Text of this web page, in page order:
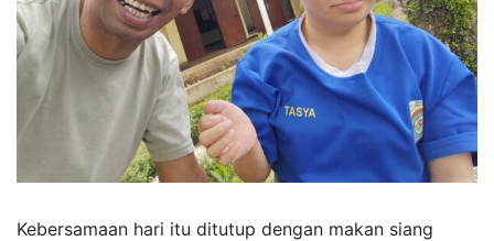
Kebersamaan hari itu ditutup dengan makan siang